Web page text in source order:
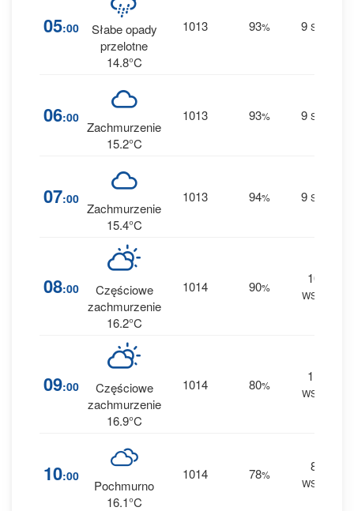
05:00
Słabe opady
przelotne
14.8°C
1013 93% 9 SW
06:00
Zachmurzenie
15.2°C
1013 93% 9 SW
07:00
Zachmurzenie
15.4°C
1013 94% 9 SW
08:00
Częściowe
zachmurzenie
16.2°C
1014 90%
10
WSW
09:00
Częściowe
zachmurzenie
16.9°C
1014 80%
11
WSW
10:00
Pochmurno
16.1°C
1014 78%
8
WSW